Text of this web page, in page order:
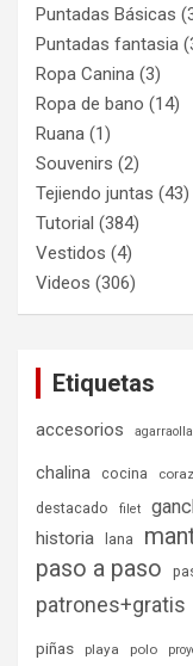
Puntadas Básicas
Puntadas fantasia
Ropa Canina (3)
Ropa de bano (14)
Ruana (1)
Souvenirs (2)
Tejiendo juntas (43)
Tutorial (384)
Vestidos (4)
Videos (306)
Etiquetas
accesorios
chalina cocina
destacado filet
historia lana
paso a paso
patrones+gratis
piñas playa polo